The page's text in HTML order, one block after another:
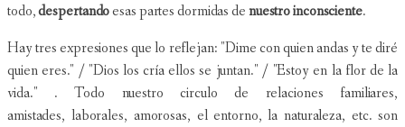
todo,despertandoesas partes dormidas denuestro inconsciente.
Hay tres expresiones que lo reflejan: "Dime con quien andas y te diré
quien eres." / "Dios los cría ellos se juntan." / "Estoy en la flor de la
vida." . Todo nuestro circulo de relaciones familiares,
amistades, laborales, amorosas, el entorno, la naturaleza, etc. son